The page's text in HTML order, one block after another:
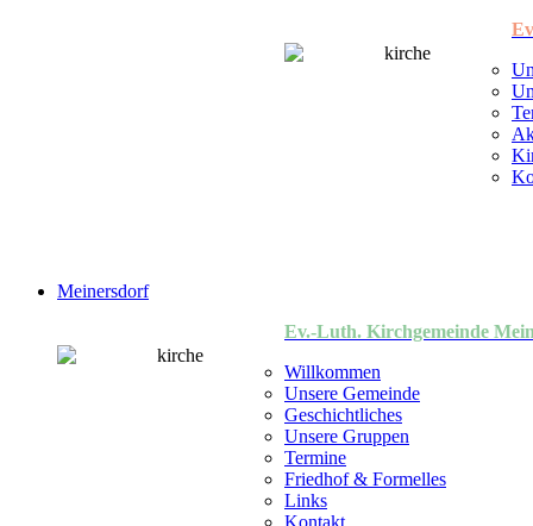
Meinersdorf
Ev.-Luth. Kirchgemeinde
Willkommen
Unsere Gemeinde
Geschichtliches
Unsere Gruppen
Termine
Friedhof & Formelles
Links
Kontakt